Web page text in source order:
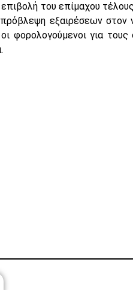
του επίμαχου
εξαιρέσεων στον
φορολογούμενοι για τους